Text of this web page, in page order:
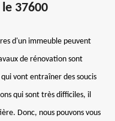
37600
d'un immeuble peuvent
de rénovation sont
vont entraîner des soucis
qui sont très difficiles, il
Donc, nous pouvons vous